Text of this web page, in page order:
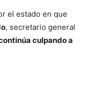
el estado en que
, secretario general
culpando a